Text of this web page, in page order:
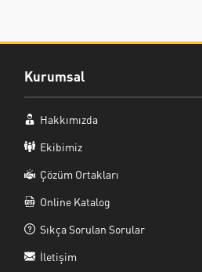
Kurumsal
Hakkımızda
Ekibimiz
Çözüm Ortakları
Online Katalog
Sıkça Sorulan Sorular
İletişim